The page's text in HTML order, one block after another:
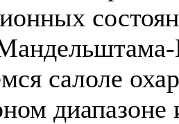
салоле
диапазоне